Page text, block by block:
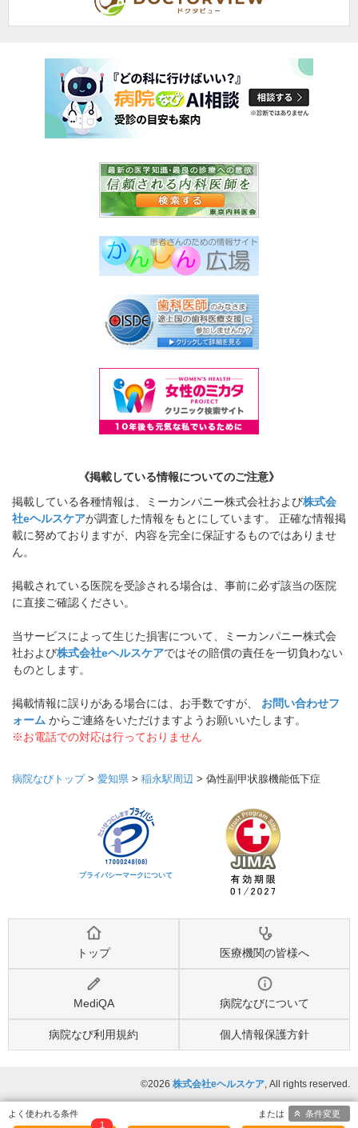
《掲載している情報についてのご注意》
掲載している各種情報は、ミーカンパニー株式会社および株式会
社eヘルスケアが調査した情報をもとにしています。 正確な情報掲
載に努めておりますが、内容を完全に保証するものではありませ
ん。
掲載されている医院を受診される場合は、事前に必ず該当の医院
に直接ご確認ください。
当サービスによって生じた損害について、ミーカンパニー株式会
社および株式会社eヘルスケアではその賠償の責任を一切負わない
ものとします。
掲載情報に誤りがある場合には、お手数ですが、 お問い合わせフ
ォーム からご連絡をいただけますようお願いいたします。
※お電話での対応は行っておりません
病院なびトップ> 愛知県 > 稲永駅周辺 > 偽性副甲状腺機能低下症
プライバシーマークについて
トップ 医療機関の皆様へ
MediQA 病院なびについて
病院なび利用規約 個人情報保護方針
©2026 株式会社eヘルスケア, All rights reserved.
1
条件変更